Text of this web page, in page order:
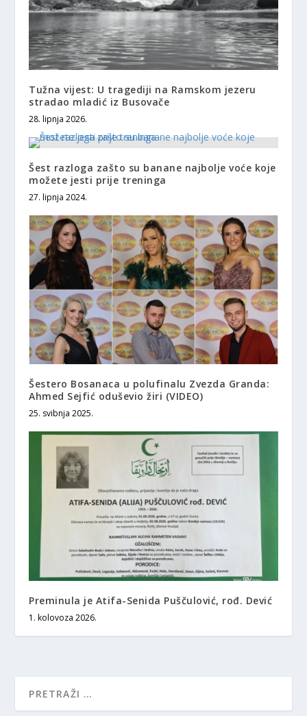
Tužna vijest: U tragediji na Ramskom jezeru
stradao mladić iz Busovače
28. lipnja 2026.
Šest razloga zašto su banane najbolje voće koje
možete jesti prije treninga
27. lipnja 2024.
Šestero Bosanaca u polufinalu Zvezda Granda:
Ahmed Sejfić oduševio žiri (VIDEO)
25. svibnja 2025.
Preminula je Atifa-Senida Puščulović, rođ. Dević
1. kolovoza 2026.